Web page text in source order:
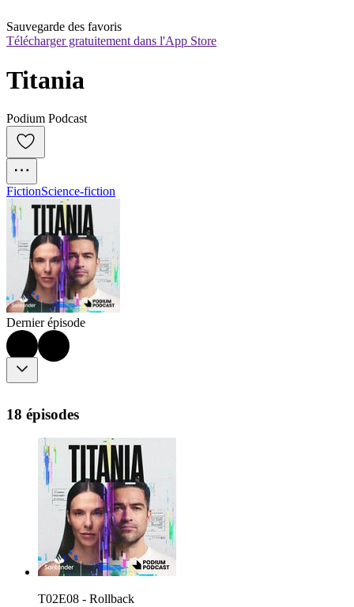
Sauvegarde des favoris
Télécharger gratuitement dans l'App Store
Titania
Podium Podcast
FictionScience-fiction
Dernier épisode
18 épisodes
T02E08 - Rollback